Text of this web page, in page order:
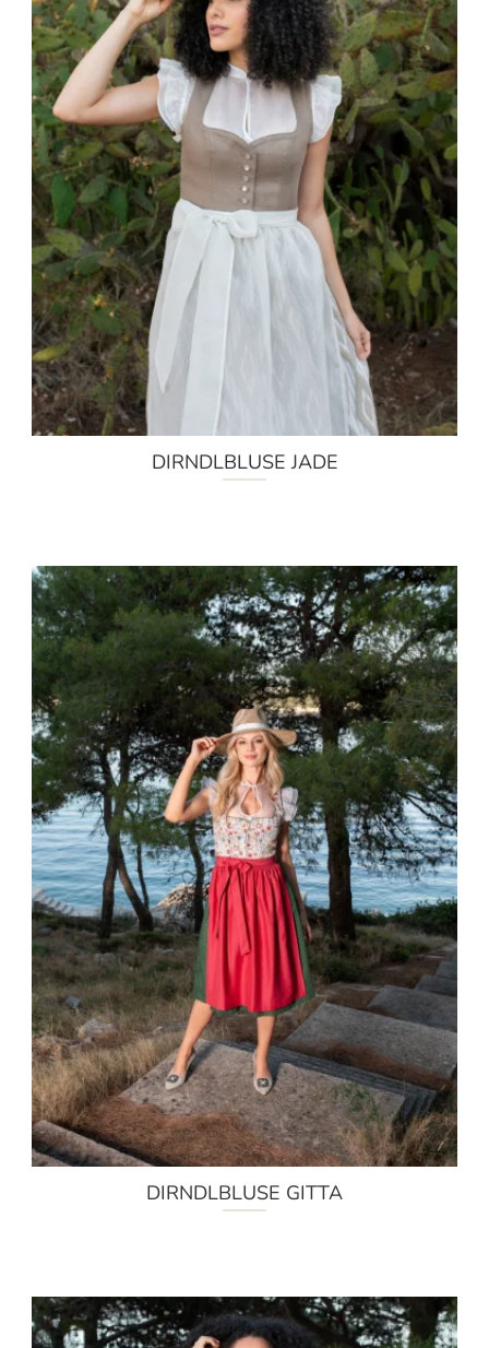
DIRNDLBLUSE JADE
DIRNDLBLUSE GITTA